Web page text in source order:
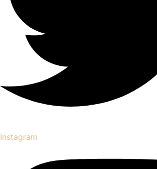
Instagram